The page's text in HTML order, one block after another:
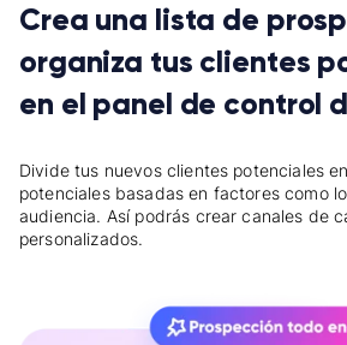
Crea una lista de
organiza tus clientes
en el panel de control
Divide tus nuevos clientes potenciales
potenciales basadas en factores como
audiencia. Así podrás crear canales de
personalizados.